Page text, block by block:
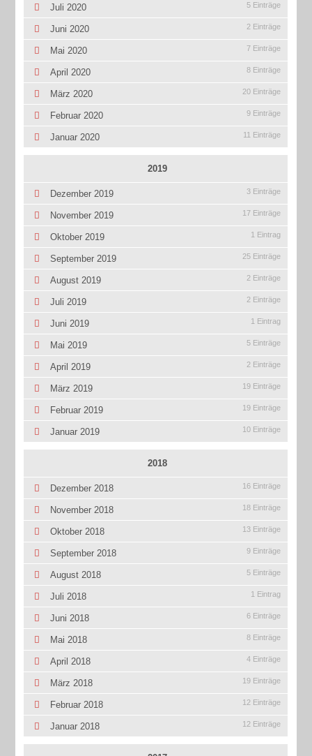
Juli 2020 5 Einträge
Juni 2020 2 Einträge
Mai 2020 7 Einträge
April 2020 8 Einträge
März 2020 20 Einträge
Februar 2020 9 Einträge
Januar 2020 11 Einträge
2019
Dezember 2019 3 Einträge
November 2019 17 Einträge
Oktober 2019 1 Eintrag
September 2019 25 Einträge
August 2019 2 Einträge
Juli 2019 2 Einträge
Juni 2019 1 Eintrag
Mai 2019 5 Einträge
April 2019 2 Einträge
März 2019 19 Einträge
Februar 2019 19 Einträge
Januar 2019 10 Einträge
2018
Dezember 2018 16 Einträge
November 2018 18 Einträge
Oktober 2018 13 Einträge
September 2018 9 Einträge
August 2018 5 Einträge
Juli 2018 1 Eintrag
Juni 2018 6 Einträge
Mai 2018 8 Einträge
April 2018 4 Einträge
März 2018 19 Einträge
Februar 2018 12 Einträge
Januar 2018 12 Einträge